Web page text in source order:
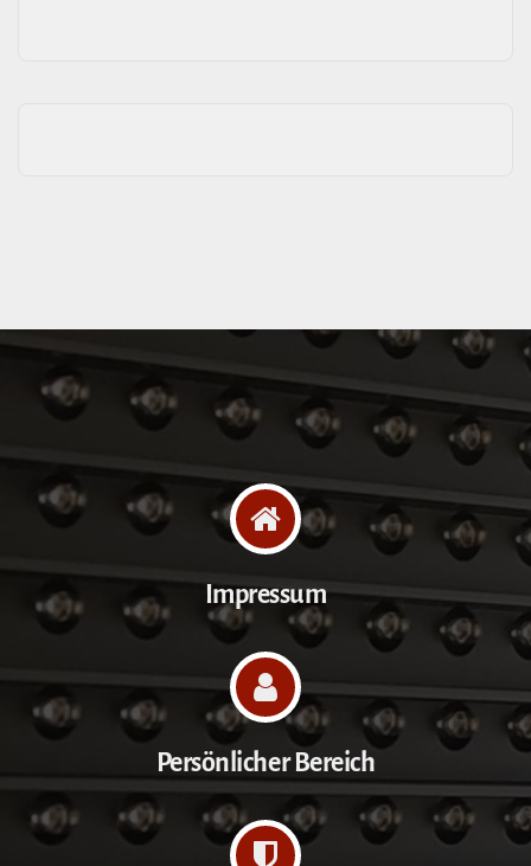
Impressum
Persönlicher Bereich